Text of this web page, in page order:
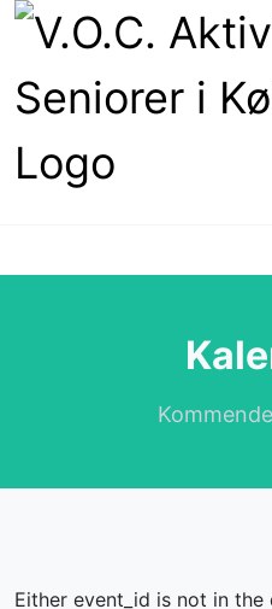
Either event_id is not in